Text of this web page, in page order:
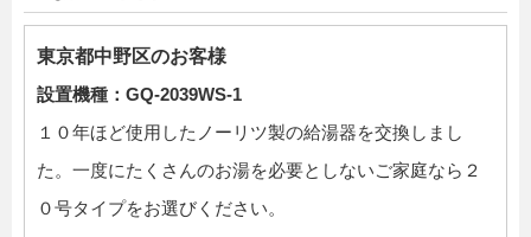
東京都中野区のお客様
設置機種：GQ-2039WS-1
１０年ほど使用したノーリツ製の給湯器を交換しまし
た。一度にたくさんのお湯を必要としないご家庭なら２
０号タイプをお選びください。